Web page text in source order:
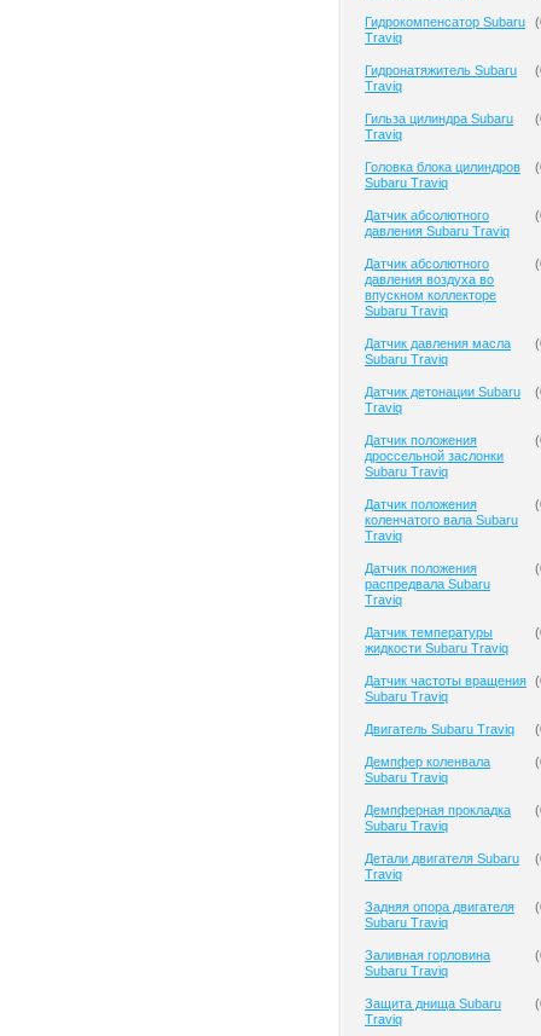
Гидрокомпенсатор Subaru
Traviq
(
Гидронатяжитель Subaru
Traviq
(
Гильза цилиндра Subaru
Traviq
(
Головка блока цилиндров
Subaru Traviq
(
Датчик абсолютного
давления Subaru Traviq
(
Датчик абсолютного
давления воздуха во
впускном коллекторе
Subaru Traviq
(
Датчик давления масла
Subaru Traviq
(
Датчик детонации Subaru
Traviq
(
Датчик положения
дроссельной заслонки
Subaru Traviq
(
Датчик положения
коленчатого вала Subaru
Traviq
(
Датчик положения
распредвала Subaru
Traviq
(
Датчик температуры
жидкости Subaru Traviq
(
Датчик частоты вращения
Subaru Traviq
(
Двигатель Subaru Traviq (
Демпфер коленвала
Subaru Traviq
(
Демпферная прокладка
Subaru Traviq
(
Детали двигателя Subaru
Traviq
(
Задняя опора двигателя
Subaru Traviq
(
Заливная горловина
Subaru Traviq
(
Защита днища Subaru
Traviq
(